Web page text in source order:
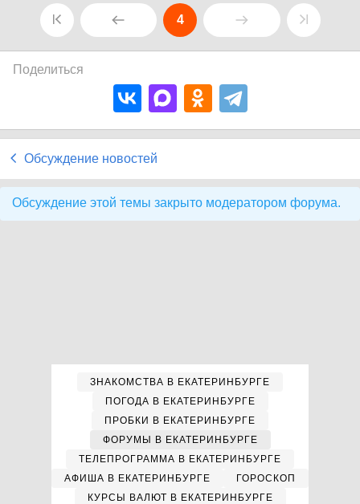
4
Поделиться
Обсуждение новостей
Обсуждение этой темы закрыто модератором форума.
ЗНАКОМСТВА В ЕКАТЕРИНБУРГЕ
ПОГОДА В ЕКАТЕРИНБУРГЕ
ПРОБКИ В ЕКАТЕРИНБУРГЕ
ФОРУМЫ В ЕКАТЕРИНБУРГЕ
ТЕЛЕПРОГРАММА В ЕКАТЕРИНБУРГЕ
АФИША В ЕКАТЕРИНБУРГЕ
ГОРОСКОП
КУРСЫ ВАЛЮТ В ЕКАТЕРИНБУРГЕ